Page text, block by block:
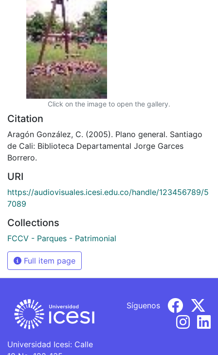
Click on the image to open the gallery.
Citation
Aragón González, C. (2005). Plano general. Santiago
de Cali: Biblioteca Departamental Jorge Garces
Borrero.
URI
https://audiovisuales.icesi.edu.co/handle/123456789/5
7089
Collections
FCCV - Parques - Patrimonial
Full item page
Universidad Icesi: Calle
Síguenos